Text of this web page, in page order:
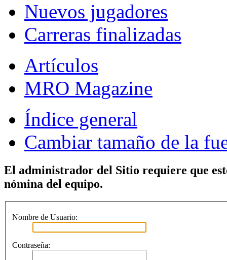
Nuevos jugadores
Carreras finalizadas
Artículos
MRO Magazine
Índice general
Cambiar tamaño de la
El administrador del Sitio requiere que
nómina del equipo.
Nombre de Usuario:
Contraseña: